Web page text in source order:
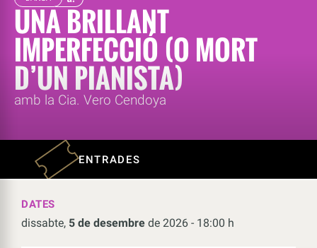
UNA BRILLANT
IMPERFECCIÓ (O MORT
D’UN PIANISTA)
amb la Cia. Vero Cendoya
ENTRADES
DATES
dissabte, 5 de desembre de 2026 - 18:00 h